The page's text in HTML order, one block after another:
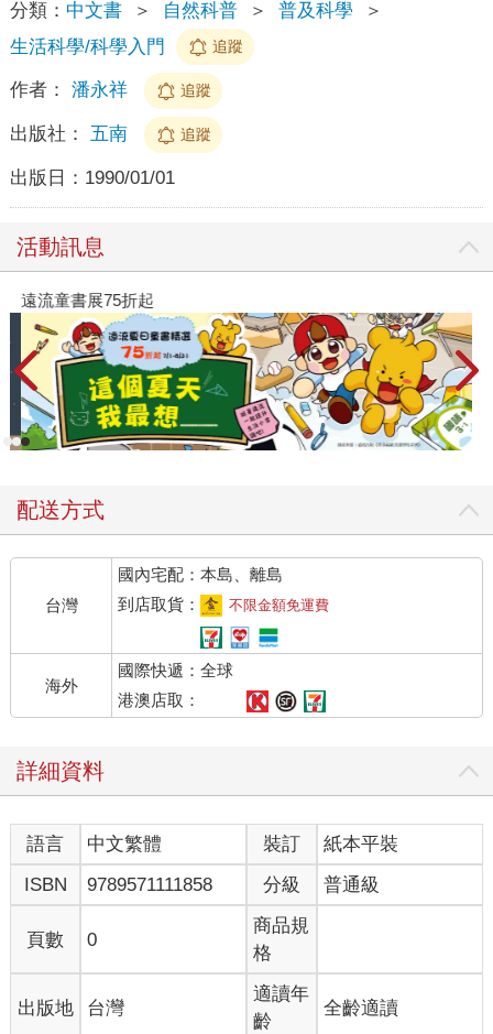
分類： 中文書 ＞ 自然科普 ＞ 普及科學
＞
生活科學/科學入門
追蹤
作者： 潘永祥 追蹤
出版社： 五南 追蹤
出版日： 1990/01/01
活動訊息
遠流童書展75折起
配送方式
台灣
國內宅配：本島、離島
到店取貨：
不限金額免運費
海外
國際快遞：全球
港澳店取：
詳細資料
語言 中文繁體 裝訂
紙本平裝
ISBN
9789571111858 分級 普通級
頁數 0
商品規
格
出版地 台灣
適讀年
齡
全齡適讀